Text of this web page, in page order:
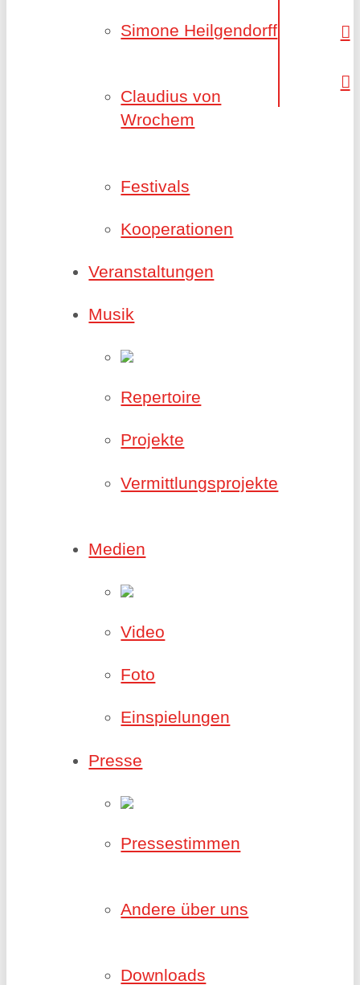
Simone Heilgendorff
Claudius von
Wrochem
Festivals
Kooperationen
Veranstaltungen
Musik
Repertoire
Projekte
Vermittlungsprojekte
Medien
Video
Foto
Einspielungen
Presse
Pressestimmen
Andere über uns
Downloads